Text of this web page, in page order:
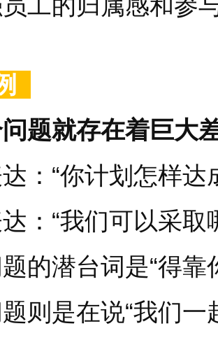
说什么是生活
晨醒来让你充
中，哪些任务
么时候感到自
追求的目标是
和目标设定：
在你的工作中